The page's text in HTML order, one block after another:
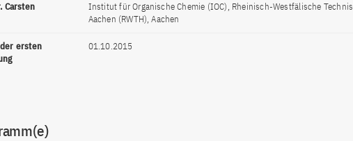
Carsten
Institut für Organische Chemie (IOC), Rheinisch-Westfälische
Aachen (RWTH), Aachen
ersten
01.10.2015